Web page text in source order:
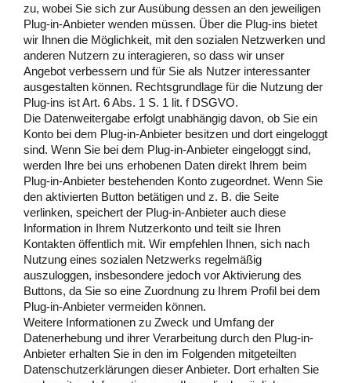
zu, wobei Sie sich zur Ausübung dessen an den jeweiligen
Plug-in-Anbieter wenden müssen. Über die Plug-ins bietet
wir Ihnen die Möglichkeit, mit den sozialen Netzwerken und
anderen Nutzern zu interagieren, so dass wir unser
Angebot verbessern und für Sie als Nutzer interessanter
ausgestalten können. Rechtsgrundlage für die Nutzung der
Plug-ins ist Art. 6 Abs. 1 S. 1 lit. f DSGVO.
Die Datenweitergabe erfolgt unabhängig davon, ob Sie ein
Konto bei dem Plug-in-Anbieter besitzen und dort eingeloggt
sind. Wenn Sie bei dem Plug-in-Anbieter eingeloggt sind,
werden Ihre bei uns erhobenen Daten direkt Ihrem beim
Plug-in-Anbieter bestehenden Konto zugeordnet. Wenn Sie
den aktivierten Button betätigen und z. B. die Seite
verlinken, speichert der Plug-in-Anbieter auch diese
Information in Ihrem Nutzerkonto und teilt sie Ihren
Kontakten öffentlich mit. Wir empfehlen Ihnen, sich nach
Nutzung eines sozialen Netzwerks regelmäßig
auszuloggen, insbesondere jedoch vor Aktivierung des
Buttons, da Sie so eine Zuordnung zu Ihrem Profil bei dem
Plug-in-Anbieter vermeiden können.
Weitere Informationen zu Zweck und Umfang der
Datenerhebung und ihrer Verarbeitung durch den Plug-in-
Anbieter erhalten Sie in den im Folgenden mitgeteilten
Datenschutzerklärungen dieser Anbieter. Dort erhalten Sie